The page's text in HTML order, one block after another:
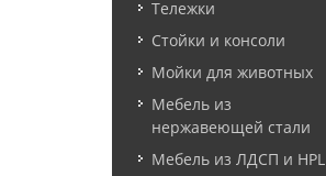
Тележки
Стойки и консоли
Мойки для животных
Мебель из
нержавеющей стали
Мебель из ЛДСП и HPL